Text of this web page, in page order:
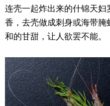
连壳一起炸出来的什锦天妇
香，去壳做成刺身或海带
和的甘甜，让人欲罢不能。